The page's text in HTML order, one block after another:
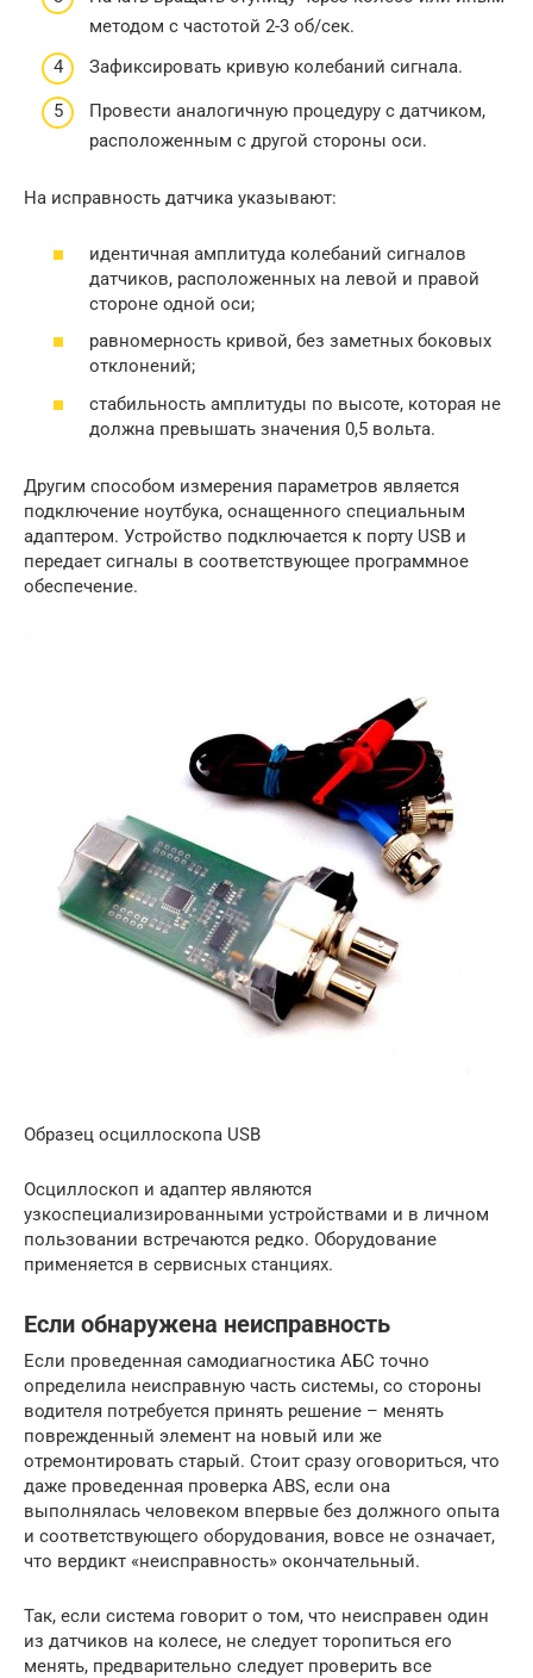
методом с частотой 2-3 об/сек.
Зафиксировать кривую колебаний сигнала.
Провести аналогичную процедуру с датчиком,
расположенным с другой стороны оси.
На исправность датчика указывают:
идентичная амплитуда колебаний сигналов
датчиков, расположенных на левой и правой
стороне одной оси;
равномерность кривой, без заметных боковых
отклонений;
стабильность амплитуды по высоте, которая не
должна превышать значения 0,5 вольта.
Другим способом измерения параметров является
подключение ноутбука, оснащенного специальным
адаптером. Устройство подключается к порту USB и
передает сигналы в соответствующее программное
обеспечение.
Образец осциллоскопа USB
Осциллоскоп и адаптер являются
узкоспециализированными устройствами и в личном
пользовании встречаются редко. Оборудование
применяется в сервисных станциях.
Если обнаружена неисправность
Если проведенная самодиагностика АБС точно
определила неисправную часть системы, со стороны
водителя потребуется принять решение – менять
поврежденный элемент на новый или же
отремонтировать старый. Стоит сразу оговориться, что
даже проведенная проверка ABS, если она
выполнялась человеком впервые без должного опыта
и соответствующего оборудования, вовсе не означает,
что вердикт «неисправность» окончательный.
Так, если система говорит о том, что неисправен один
из датчиков на колесе, не следует торопиться его
менять, предварительно следует проверить все